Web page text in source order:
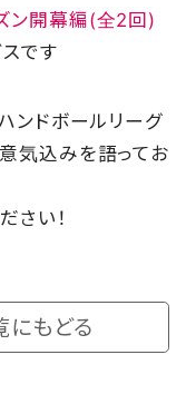
ン開幕編(全2回)
です
ンドボールリーグ
気込みを語ってお
さい！
にもどる